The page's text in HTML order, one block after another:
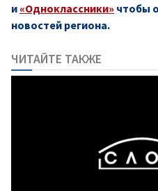
и «Одноклассники» чтобы
новостей региона.
ЧИТАЙТЕ ТАКЖЕ